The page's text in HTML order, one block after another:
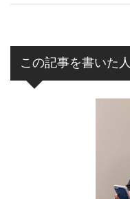
この記事を書いた人